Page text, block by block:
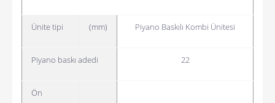
Ünite tipi (mm) Piyano Baskılı Kombi Ünitesi
Piyano baskı adedi 22
Ön